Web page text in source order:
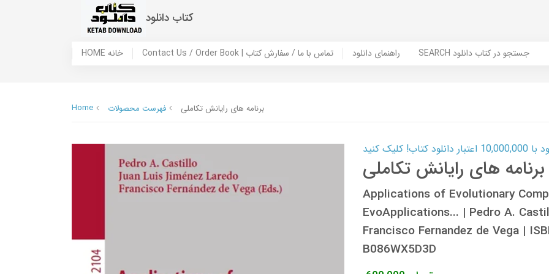
کتاب دانلود
HOME خانه Contact Us / Order Book | تماس با ما / سفارش کتاب راهنمای دانلود SEARCH جستجو در کتاب دانلود
Home فهرست محصولات برنامه های رایانش تکاملی
کنید
برنامه های رایانش تکاملی
Applications of Evolutionary
EvoApplications... | Pedro A.
Francisco Fernandez de Vega |
B086WX5D3D